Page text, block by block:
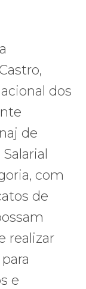
dos
de
com
de
realizar
e